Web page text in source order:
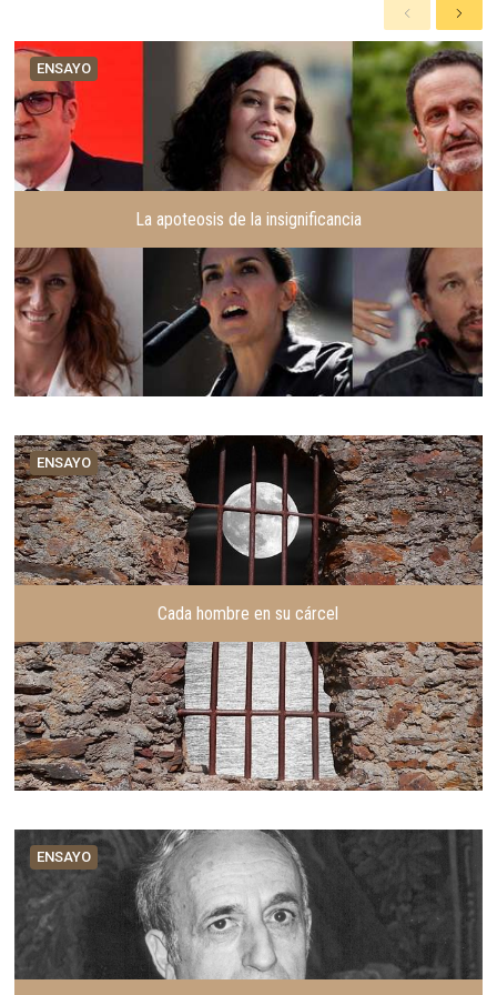
A
n
t
e
i
o
r
S
i
g
u
i
e
n
t
e
ENSAYO
La apoteosis de la insignificancia
ENSAYO
Cada hombre en su cárcel
ENSAYO